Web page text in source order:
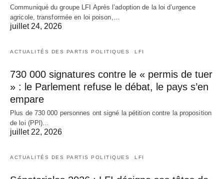
Communiqué du groupe LFI Après l’adoption de la loi d’urgence
agricole, transformée en loi poison,…
juillet 24, 2026
ACTUALITÉS DES PARTIS POLITIQUES LFI
730 000 signatures contre le « permis de tuer
» : le Parlement refuse le débat, le pays s’en
empare
Plus de 730 000 personnes ont signé la pétition contre la proposition
de loi (PPl)…
juillet 22, 2026
ACTUALITÉS DES PARTIS POLITIQUES LFI